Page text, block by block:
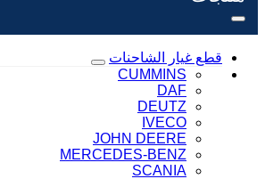
قطع غيار الشاحنات
CUMMINS
DAF
DEUTZ
IVECO
JOHN DEERE
MERCEDES-BENZ
SCANIA